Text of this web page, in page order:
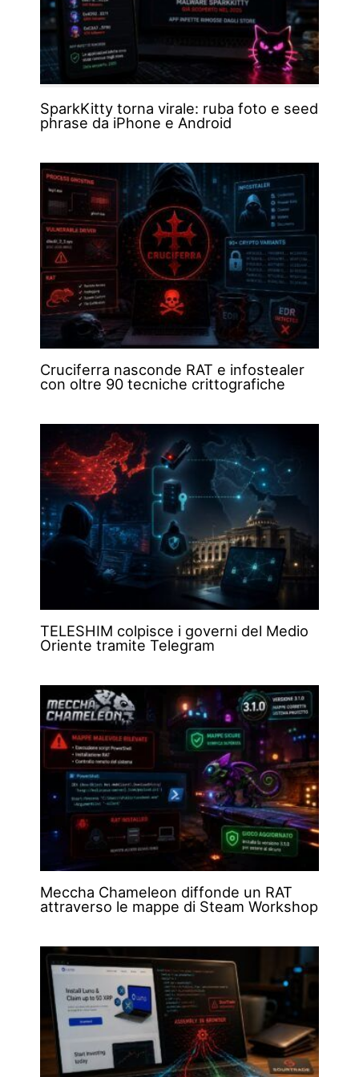
SparkKitty torna virale: ruba foto e seed
phrase da iPhone e Android
Cruciferra nasconde RAT e infostealer
con oltre 90 tecniche crittografiche
TELESHIM colpisce i governi del Medio
Oriente tramite Telegram
Meccha Chameleon diffonde un RAT
attraverso le mappe di Steam Workshop